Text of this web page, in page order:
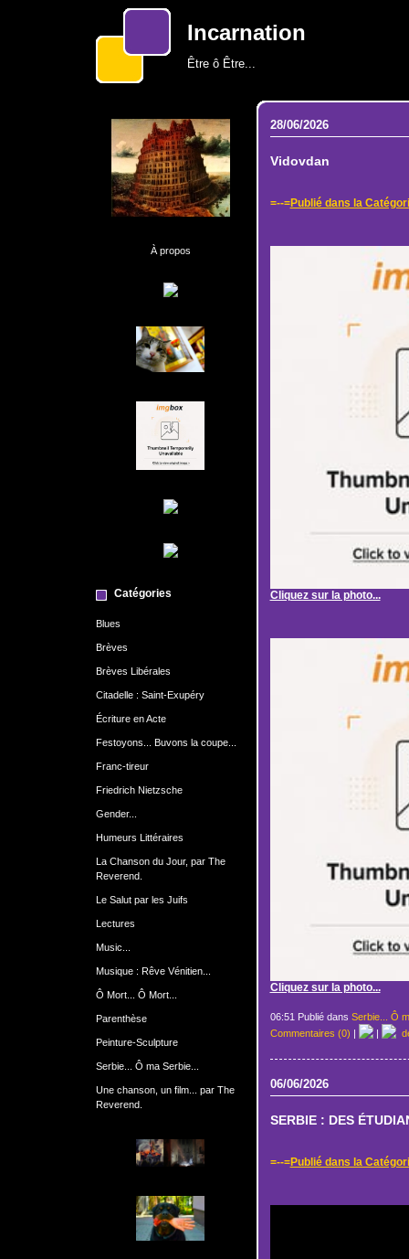
Incarnation
Être ô Être...
À propos
Catégories
Blues
Brèves
Brèves Libérales
Citadelle : Saint-Exupéry
Écriture en Acte
Festoyons... Buvons la coupe...
Franc-tireur
Friedrich Nietzsche
Gender...
Humeurs Littéraires
La Chanson du Jour, par The
Reverend.
Le Salut par les Juifs
Lectures
Music...
Musique : Rêve Vénitien...
Ô Mort... Ô Mort...
Parenthèse
Peinture-Sculpture
Serbie... Ô ma Serbie...
Une chanson, un film... par The
Reverend.
28/06/2026
Vidovdan
=--=Publié dans la
Cliquez sur la photo...
Cliquez sur la photo...
06:51 Publié dans Serbie... Ô
Commentaires (0) | |
06/06/2026
SERBIE : DES
=--=Publié dans la